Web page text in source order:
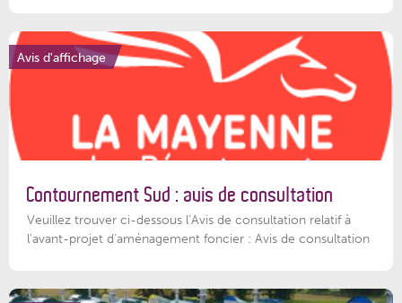
Avis d'affichage
Contournement Sud : avis de consultation
Veuillez trouver ci-dessous l’Avis de consultation relatif à
l'avant-projet d'aménagement foncier : Avis de consultation